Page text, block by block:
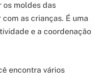
os moldes das
as crianças. É uma
e a coordenação
encontra vários